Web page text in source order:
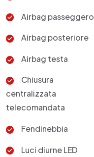
Airbag passeggero
Airbag posteriore
Airbag testa
Chiusura
centralizzata
telecomandata
Fendinebbia
Luci diurne LED